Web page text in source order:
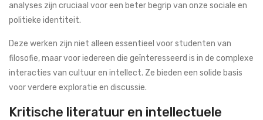
analyses zijn cruciaal voor een beter begrip van onze sociale en
politieke identiteit.
Deze werken zijn niet alleen essentieel voor studenten van
filosofie, maar voor iedereen die geïnteresseerd is in de complexe
interacties van cultuur en intellect. Ze bieden een solide basis
voor verdere exploratie en discussie.
Kritische literatuur en intellectuele